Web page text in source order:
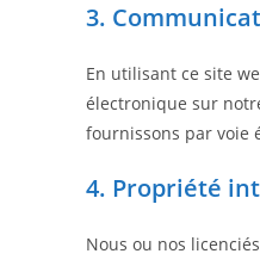
3.
En utilisant ce site
électronique sur
fournissons par voie
4. Propriété
Nous ou nos